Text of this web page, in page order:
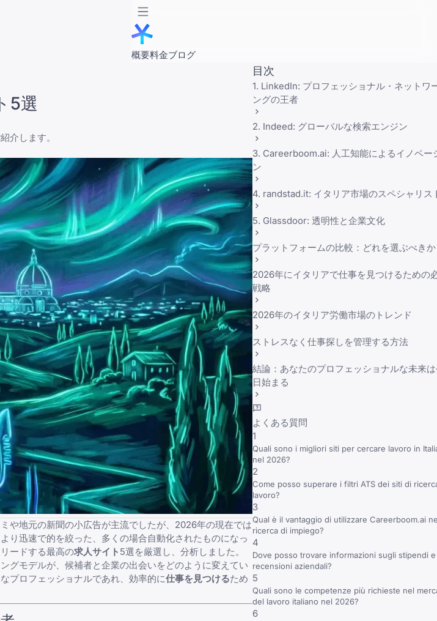
概要料金ブログ
5選
介します。
や地元の新聞の小広告が主流でしたが、2026年の現在では
り迅速で的を絞った、多くの場合自動化されたものになっ
ードする最高の求人サイト 5選を厳選し、分析しました。
グモデルが、候補者と企業の出会いをどのように変えてい
プロフェッショナルであれ、効率的に仕事を見つけるため
目次
1. LinkedIn: プロフェッショナル・ネットワ
ングの王者
2. Indeed: グローバルな検索エンジン
3. Careerboom.ai: 人工知能によるイノベー
ン
4. randstad.it: イタリア市場のスペシャリス
5. Glassdoor: 透明性と企業文化
プラットフォームの比較：どれを選ぶべき
2026年にイタリアで仕事を見つけるための
戦略
2026年のイタリア労働市場のトレンド
ストレスなく仕事探しを管理する方法
結論：あなたのプロフェッショナルな未来
日始まる
よくある質問
1
Quali sono i migliori siti per cercare lavoro in
nel 2026?
2
Come posso superare i filtri ATS dei siti di
lavoro?
3
Qual è il vantaggio di utilizzare Careerboom.ai
ricerca di impiego?
4
Dove posso trovare informazioni sugli stipendi
recensioni aziendali?
5
Quali sono le competenze più richieste nel
del lavoro italiano nel 2026?
6